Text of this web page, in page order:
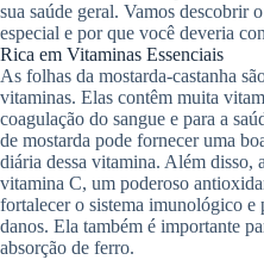
sua saúde geral. Vamos descobrir
especial e por que você deveria
Rica em Vitaminas Essenciais
As folhas da mostarda-castanha
vitaminas. Elas contêm muita
coagulação do sangue e para a
de mostarda pode fornecer uma
diária dessa vitamina. Além disso,
vitamina C, um poderoso
fortalecer o sistema imunológico e
danos. Ela também é importante
absorção de ferro.